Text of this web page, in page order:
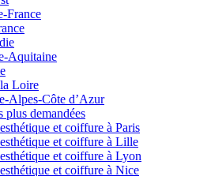
France
Aquitaine
Loire
Alpes-Côte d’Azur
plus demandées
et coiffure à Paris
et coiffure à Lille
et coiffure à Lyon
et coiffure à Nice